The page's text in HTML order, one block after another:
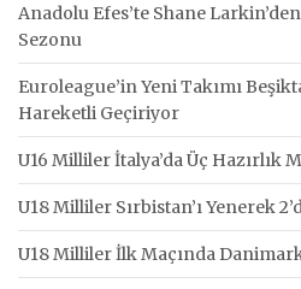
Anadolu Efes’te Shane
Sezonu
Euroleague’in Yeni Takımı
Hareketli Geçiriyor
U16 Milliler İtalya’da Üç Hazırlık
U18 Milliler Sırbistan’ı Yenerek
U18 Milliler İlk Maçında